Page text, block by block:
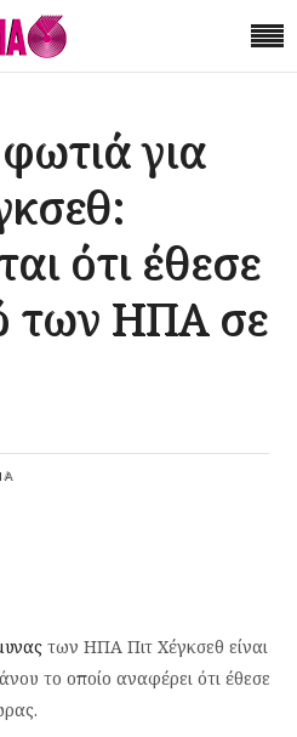
για
ότι έθεσε
των ΗΠΑ σε
των ΗΠΑ Πιτ Χέγκσεθ είναι
το οποίο αναφέρει ότι έθεσε